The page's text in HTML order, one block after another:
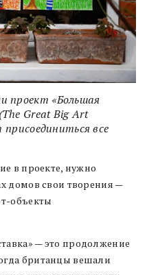
проект «Большая
Great Big Art
все
в проекте, нужно
домов свои творения —
объекты
— это продолжение
британцы вешали